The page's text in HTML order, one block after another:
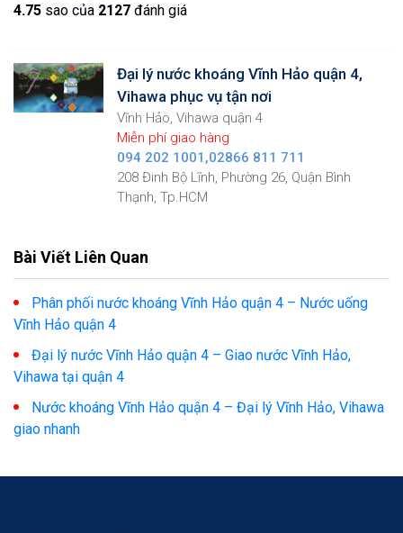
4.75 sao của 2127 đánh giá
Đại lý nước khoáng Vĩnh Hảo quận 4,
Vihawa phục vụ tận nơi
Vĩnh Hảo, Vihawa quận 4
Miễn phí giao hàng
094 202 1001,02866 811 711
208 Đinh Bộ Lĩnh, Phường 26, Quận Bình
Thạnh, Tp.HCM
Bài Viết Liên Quan
Phân phối nước khoáng Vĩnh Hảo quận 4 – Nước uống
Vĩnh Hảo quận 4
Đại lý nước Vĩnh Hảo quận 4 – Giao nước Vĩnh Hảo,
Vihawa tại quận 4
Nước khoáng Vĩnh Hảo quận 4 – Đại lý Vĩnh Hảo, Vihawa
giao nhanh